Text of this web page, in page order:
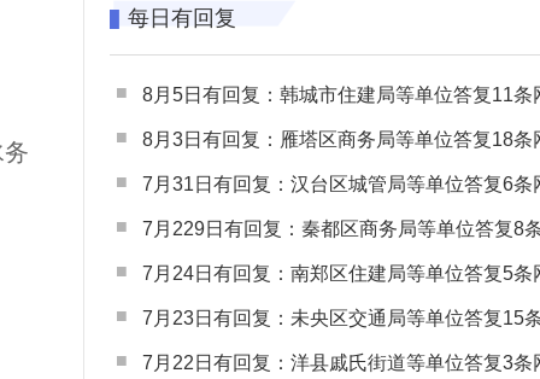
每日有回复
8月5日有回复：韩城市住建局等单位答复11条网民
8月3日有回复：雁塔区商务局等单位答复18条网民
7月31日有回复：汉台区城管局等单位答复6条网民
7月229日有回复：秦都区商务局等单位答复8条网民
7月24日有回复：南郑区住建局等单位答复5条网民
7月23日有回复：未央区交通局等单位答复15条网民
7月22日有回复：洋县戚氏街道等单位答复3条网民